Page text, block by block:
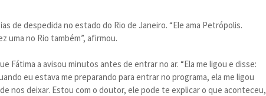
de despedida no estado do Rio de Janeiro. “Ele ama Petrópolis.
uma no Rio também”, afirmou.
Fátima a avisou minutos antes de entrar no ar. “Ela me ligou e disse:
eu estava me preparando para entrar no programa, ela me ligou
nos deixar. Estou com o doutor, ele pode te explicar o que aconteceu,